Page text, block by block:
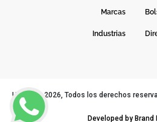
Marcas
Industrias
URANY© 2026, Todos los derechos
Developed by Brand